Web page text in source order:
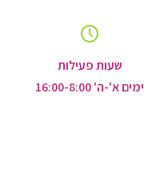
שעות פעילות
ימים א'-ה' 16:00-8:00